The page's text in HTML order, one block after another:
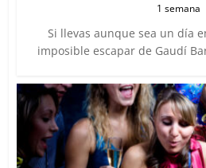
1 semana
Si llevas aunque sea un día
imposible escapar de Gaudí